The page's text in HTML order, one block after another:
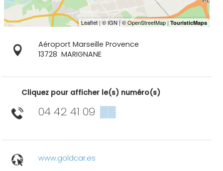
Aéroport Marseille Provence
13728 MARIGNANE
Cliquez pour afficher le(s) numéro(s)
04 42 41 09 ▒▒
www.goldcar.es